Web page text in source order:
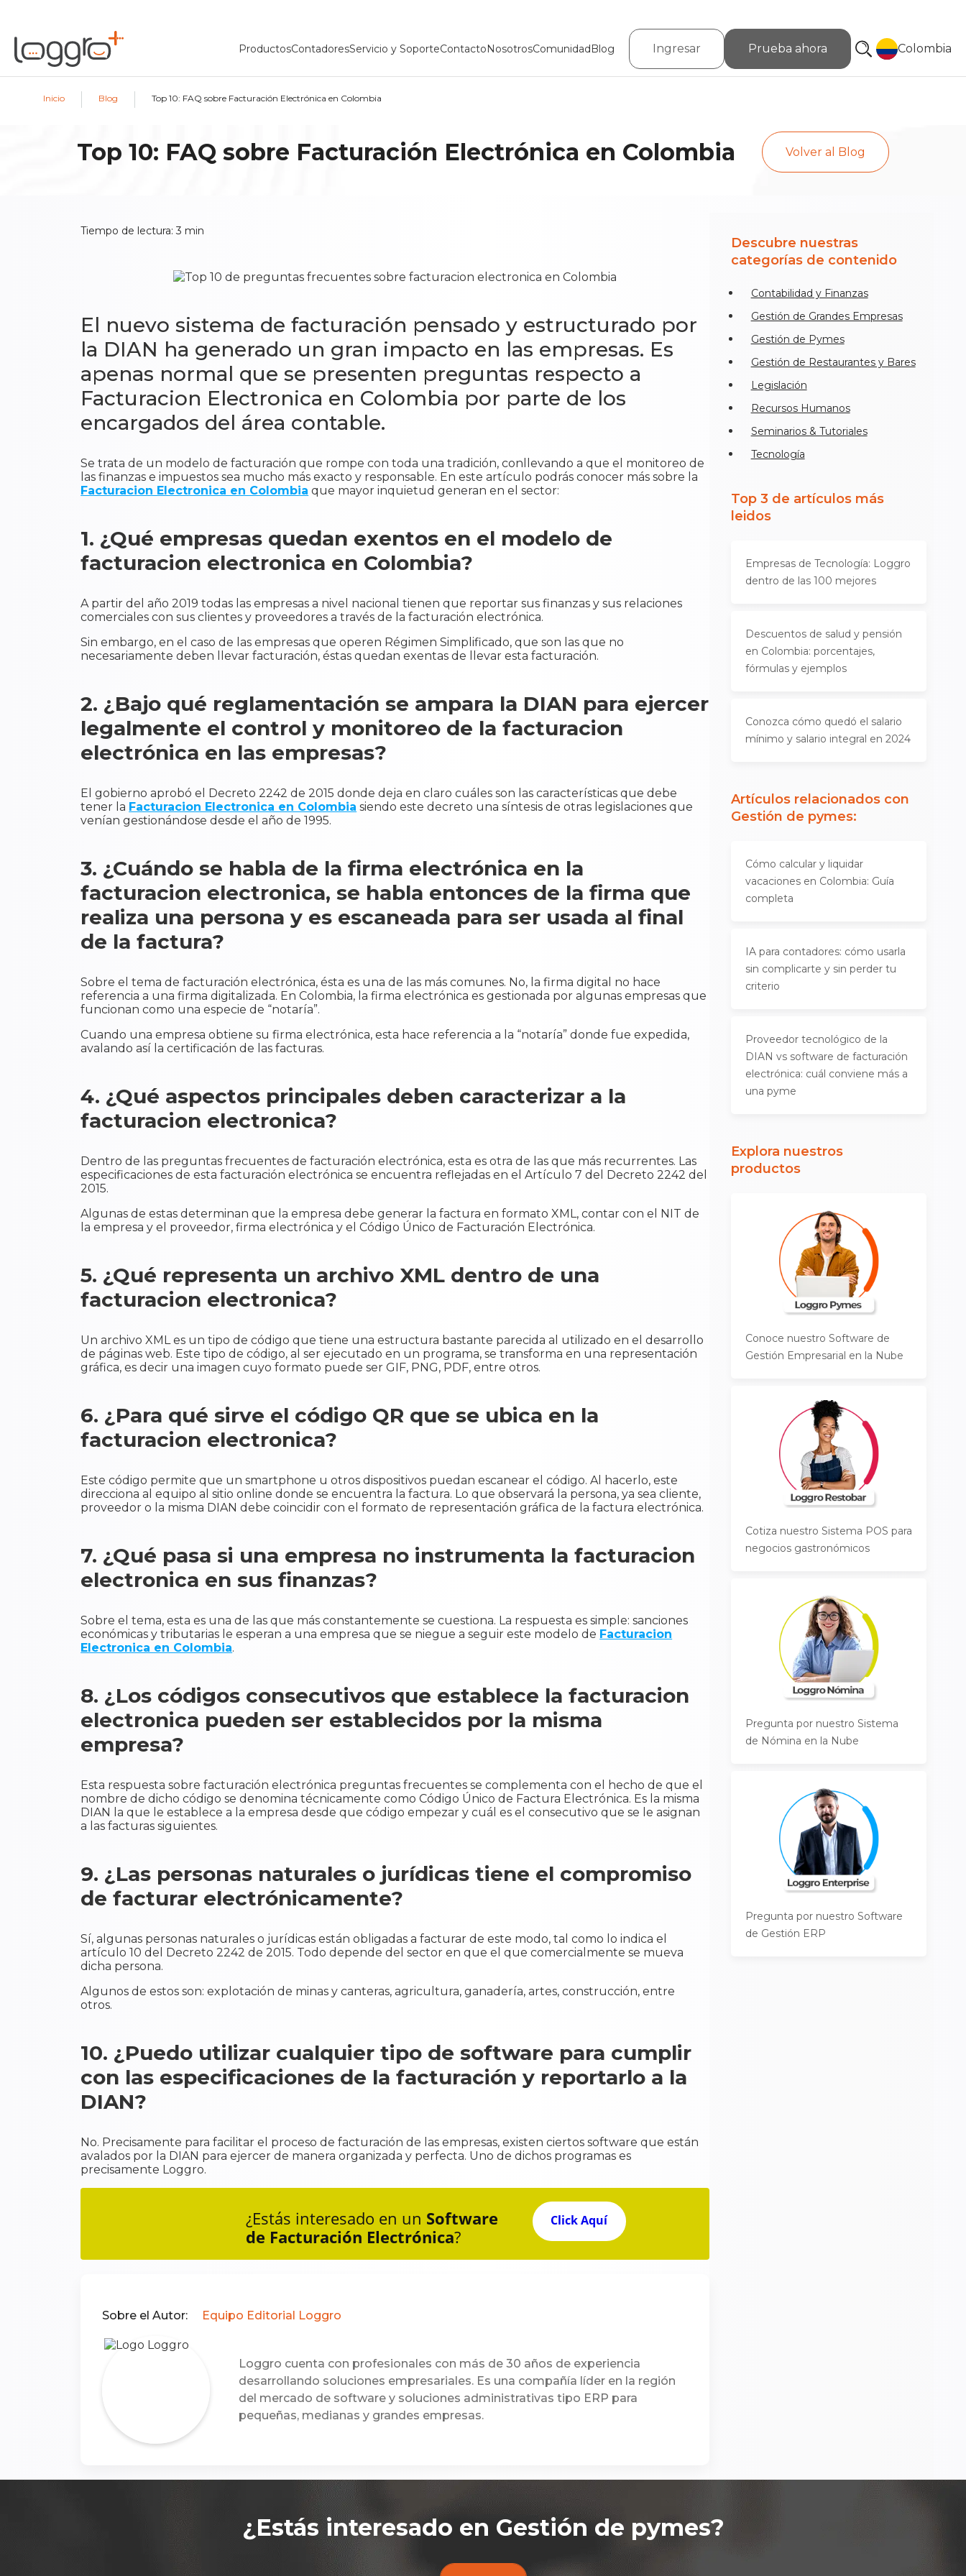
ProductosContadoresServicio y SoporteContactoNosotrosComunidadBlog Ingresar Prueba ahora Colombia
Inicio | Blog | Top 10: FAQ sobre Facturación Electrónica en Colombia
Top 10: FAQ sobre Facturación Electrónica en Colombia Volver al Blog
Tiempo de lectura:3 min
El nuevo sistema de facturación pensado y estructurado por
la DIAN ha generado un gran impacto en las empresas. Es
apenas normal que se presenten preguntas respecto a
Facturacion Electronica en Colombia por parte de los
encargados del área contable.
Se trata de un modelo de facturación que rompe con toda una tradición, conllevando a que el monitoreo de
las finanzas e impuestos sea mucho más exacto y responsable. En este artículo podrás conocer más sobre la
Facturacion Electronica en Colombia que mayor inquietud generan en el sector:
1. ¿Qué empresas quedan exentos en el modelo de
facturacion electronica en Colombia?
A partir del año 2019 todas las empresas a nivel nacional tienen que reportar sus finanzas y sus relaciones
comerciales con sus clientes y proveedores a través de la facturación electrónica.
Sin embargo, en el caso de las empresas que operen Régimen Simplificado, que son las que no
necesariamente deben llevar facturación, éstas quedan exentas de llevar esta facturación.
2. ¿Bajo qué reglamentación se ampara la DIAN para ejercer
legalmente el control y monitoreo de la facturacion
electrónica en las empresas?
El gobierno aprobó el Decreto 2242 de 2015 donde deja en claro cuáles son las características que debe
tener la Facturacion Electronica en Colombia siendo este decreto una síntesis de otras legislaciones que
venían gestionándose desde el año de 1995.
3. ¿Cuándo se habla de la firma electrónica en la
facturacion electronica, se habla entonces de la firma que
realiza una persona y es escaneada para ser usada al final
de la factura?
Sobre el tema de facturación electrónica, ésta es una de las más comunes. No, la firma digital no hace
referencia a una firma digitalizada. En Colombia, la firma electrónica es gestionada por algunas empresas que
funcionan como una especie de “notaría”.
Cuando una empresa obtiene su firma electrónica, esta hace referencia a la “notaría” donde fue expedida,
avalando así la certificación de las facturas.
4. ¿Qué aspectos principales deben caracterizar a la
facturacion electronica?
Dentro de las preguntas frecuentes de facturación electrónica, esta es otra de las que más recurrentes. Las
especificaciones de esta facturación electrónica se encuentra reflejadas en el Artículo 7 del Decreto 2242 del
2015.
Algunas de estas determinan que la empresa debe generar la factura en formato XML, contar con el NIT de
la empresa y el proveedor, firma electrónica y el Código Único de Facturación Electrónica.
5. ¿Qué representa un archivo XML dentro de una
facturacion electronica?
Un archivo XML es un tipo de código que tiene una estructura bastante parecida al utilizado en el desarrollo
de páginas web. Este tipo de código, al ser ejecutado en un programa, se transforma en una representación
gráfica, es decir una imagen cuyo formato puede ser GIF, PNG, PDF, entre otros.
6. ¿Para qué sirve el código QR que se ubica en la
facturacion electronica?
Este código permite que un smartphone u otros dispositivos puedan escanear el código. Al hacerlo, este
direcciona al equipo al sitio online donde se encuentra la factura. Lo que observará la persona, ya sea cliente,
proveedor o la misma DIAN debe coincidir con el formato de representación gráfica de la factura electrónica.
7. ¿Qué pasa si una empresa no instrumenta la facturacion
electronica en sus finanzas?
Sobre el tema, esta es una de las que más constantemente se cuestiona. La respuesta es simple: sanciones
económicas y tributarias le esperan a una empresa que se niegue a seguir este modelo de Facturacion
Electronica en Colombia.
8. ¿Los códigos consecutivos que establece la facturacion
electronica pueden ser establecidos por la misma
empresa?
Esta respuesta sobre facturación electrónica preguntas frecuentes se complementa con el hecho de que el
nombre de dicho código se denomina técnicamente como Código Único de Factura Electrónica. Es la misma
DIAN la que le establece a la empresa desde que código empezar y cuál es el consecutivo que se le asignan
a las facturas siguientes.
9. ¿Las personas naturales o jurídicas tiene el compromiso
de facturar electrónicamente?
Sí, algunas personas naturales o jurídicas están obligadas a facturar de este modo, tal como lo indica el
artículo 10 del Decreto 2242 de 2015. Todo depende del sector en que el que comercialmente se mueva
dicha persona.
Algunos de estos son: explotación de minas y canteras, agricultura, ganadería, artes, construcción, entre
otros.
10. ¿Puedo utilizar cualquier tipo de software para cumplir
con las especificaciones de la facturación y reportarlo a la
DIAN?
No. Precisamente para facilitar el proceso de facturación de las empresas, existen ciertos software que están
avalados por la DIAN para ejercer de manera organizada y perfecta. Uno de dichos programas es
precisamente Loggro.
¿Estás interesado en un Software
de Facturación Electrónica?
Click Aquí
Sobre el Autor: Equipo Editorial Loggro
Loggro cuenta con profesionales con más de 30 años de experiencia
desarrollando soluciones empresariales. Es una compañía líder en la región
del mercado de software y soluciones administrativas tipo ERP para
pequeñas, medianas y grandes empresas.
Descubre nuestras
categorías de contenido
Contabilidad y Finanzas
Gestión de Grandes Empresas
Gestión de Pymes
Gestión de Restaurantes y Bares
Legislación
Recursos Humanos
Seminarios & Tutoriales
Tecnología
Top 3 de artículos más
leidos
Empresas de Tecnología: Loggro
dentro de las 100 mejores
Descuentos de salud y pensión
en Colombia: porcentajes,
fórmulas y ejemplos
Conozca cómo quedó el salario
mínimo y salario integral en 2024
Artículos relacionados con
Gestión de pymes:
Cómo calcular y liquidar
vacaciones en Colombia: Guía
completa
IA para contadores: cómo usarla
sin complicarte y sin perder tu
criterio
Proveedor tecnológico de la
DIAN vs software de facturación
electrónica: cuál conviene más a
una pyme
Explora nuestros
productos
Conoce nuestro Software de
Gestión Empresarial en la Nube
Cotiza nuestro Sistema POS para
negocios gastronómicos
Pregunta por nuestro Sistema
de Nómina en la Nube
Pregunta por nuestro Software
de Gestión ERP
¿Estás interesado en Gestión de pymes?